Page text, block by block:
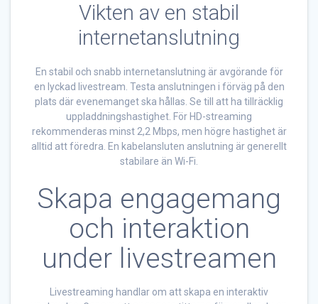
Vikten av en stabil
internetanslutning
En stabil och snabb internetanslutning är avgörande för
en lyckad livestream. Testa anslutningen i förväg på den
plats där evenemanget ska hållas. Se till att ha tillräcklig
uppladdningshastighet. För HD-streaming
rekommenderas minst 2,2 Mbps, men högre hastighet är
alltid att föredra. En kabelansluten anslutning är generellt
stabilare än Wi-Fi.
Skapa engagemang
och interaktion
under livestreamen
Livestreaming handlar om att skapa en interaktiv